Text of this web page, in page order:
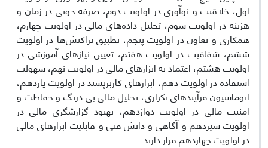
اول، خلاقیت و نوآوری در اولویت دوم، صرفه جویی در زمان و
هزینه در اولویت سوم، تحلیل داده‌های مالی در اولویت چهارم،
همکاری و تعاون در اولویت پنجم، تطبیق تراکنش‌ها در اولویت
ششم، شفافیت در اولویت هفتم، تعیین نیازهای آموزشی در
اولویت هشتم، اعتماد به ابزارهای مالی در اولویت نهم، سهولت
استفاده در اولویت دهم، ابزارهای کاربرپسند در اولویت یازدهم،
اتوماسیون فرآیندهای تکراری، تحلیل مالی بی درنگ و حفاظت و
امنیت مالی در اولویت دوازدهم، بهبود گزارشگری مالی در
اولویت سیزدهم و آگاهی و دانش فنی و قابلیت ابزارهای مالی
در اولویت چهاردهم قرار دارند.